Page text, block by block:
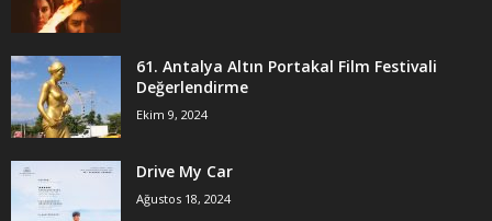
61. Antalya Altın Portakal Film Festivali
Değerlendirme
Ekim 9, 2024
Drive My Car
Ağustos 18, 2024